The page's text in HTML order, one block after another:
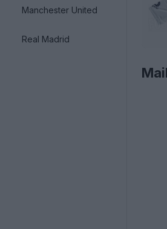
Manchester United
Real Madrid